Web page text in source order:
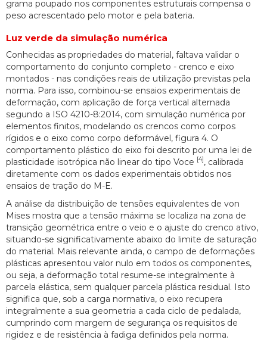
grama poupado nos componentes estruturais compensa o
peso acrescentado pelo motor e pela bateria.
Luz verde da simulação numérica
Conhecidas as propriedades do material, faltava validar o
comportamento do conjunto completo - crenco e eixo
montados - nas condições reais de utilização previstas pela
norma. Para isso, combinou-se ensaios experimentais de
deformação, com aplicação de força vertical alternada
segundo a ISO 4210-8:2014, com simulação numérica por
elementos finitos, modelando os crencos como corpos
rígidos e o eixo como corpo deformável, figura 4. O
comportamento plástico do eixo foi descrito por uma lei de
plasticidade isotrópica não linear do tipo Voce [4] , calibrada
diretamente com os dados experimentais obtidos nos
ensaios de tração do M-E.
A análise da distribuição de tensões equivalentes de von
Mises mostra que a tensão máxima se localiza na zona de
transição geométrica entre o veio e o ajuste do crenco ativo,
situando-se significativamente abaixo do limite de saturação
do material. Mais relevante ainda, o campo de deformações
plásticas apresentou valor nulo em todos os componentes,
ou seja, a deformação total resume-se integralmente à
parcela elástica, sem qualquer parcela plástica residual. Isto
significa que, sob a carga normativa, o eixo recupera
integralmente a sua geometria a cada ciclo de pedalada,
cumprindo com margem de segurança os requisitos de
rigidez e de resistência à fadiga definidos pela norma.